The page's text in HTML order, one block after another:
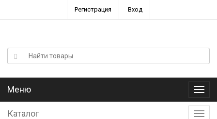
Регистрация Вход
Меню
Меню
Каталог